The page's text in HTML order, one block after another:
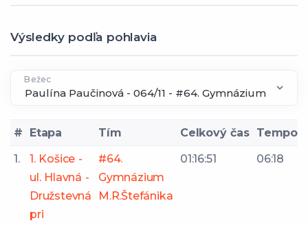
Výsledky podľa pohlavia
Bežec
# Etapa Tím Celkový čas Tempo
1.
1. Košice -
ul. Hlavná -
Družstevná
pri
#64.
Gymnázium
M.R.Štefánika
01:16:51 06:18